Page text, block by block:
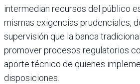
intermedian recursos del público
mismas exigencias prudenciales,
supervisión que la banca
promover procesos regulatorios
aporte técnico de quienes
disposiciones.